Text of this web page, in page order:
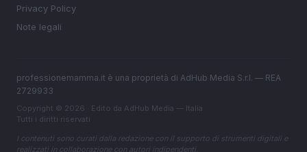
Privacy Policy
Note legali
professionemamma.it è una proprietà di AdHub Media S.r.l. — REA
2729933
Copyright © 2026 · Edito da AdHub Media — Italia
Tutti i diritti riservati
I contenuti sono curati dalla redazione con il supporto di strumenti digitali e
realizzati in collaborazione con autori indipendenti.